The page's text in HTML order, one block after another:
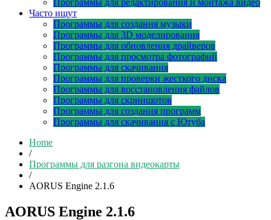
Часто ищут
Программы для создания музыки
Программы для 3D моделирования
Программы для обновления драйверов
Программы для просмотра фотографий
Программы для скачивания
Программы для проверки жесткого диска
Программы для восстановления файлов
Программы для скриншотов
Программы для создания программ
Программы для скачивания с Ютуба
Home
/
Программы для разгона видеокарты
/
AORUS Engine 2.1.6
AORUS Engine 2.1.6